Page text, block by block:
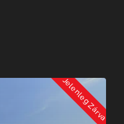
Jelenleg Zárva